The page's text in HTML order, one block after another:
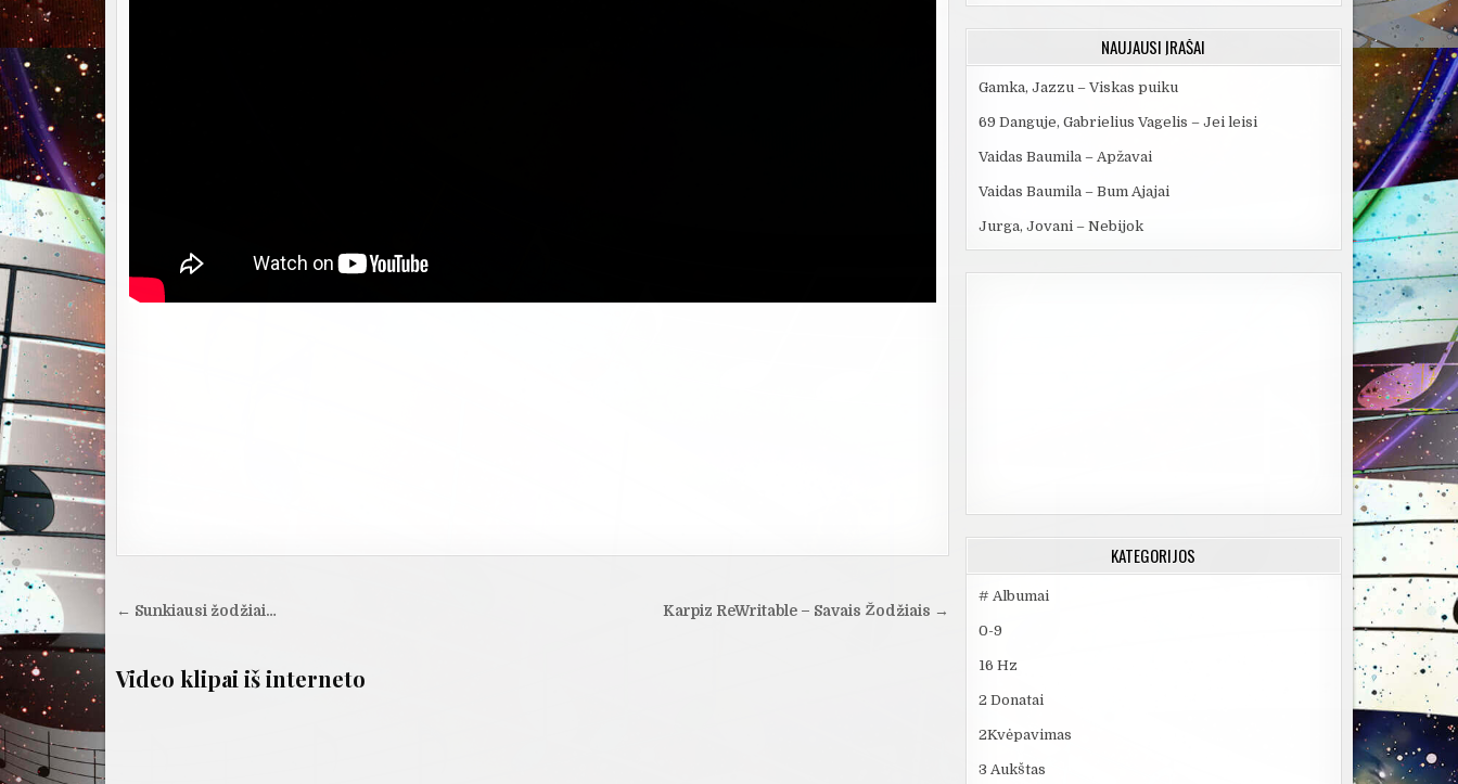
Navigacija
įrašų
Karpiz ReWritable – Savais Žodžiais →
← Sunkiausi žodžiai…
Video klipai iš interneto
NAUJAUSI ĮRAŠAI
Gamka, Jazzu – Viskas puiku
69 Danguje, Gabrielius Vagelis – Jei leisi
Vaidas Baumila – Apžavai
Vaidas Baumila – Bum Ajajai
Jurga, Jovani – Nebijok
KATEGORIJOS
# Albumai
0-9
16 Hz
2 Donatai
2Kvėpavimas
3 Aukštas